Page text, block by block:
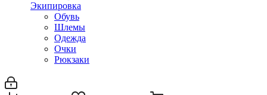
Экипировка
Обувь
Шлемы
Одежда
Очки
Рюкзаки